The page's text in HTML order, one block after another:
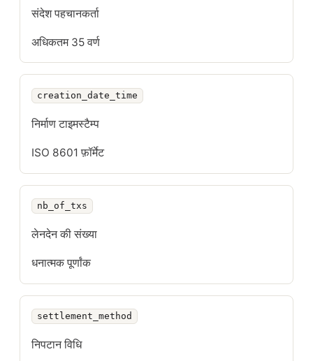
संदेश पहचानकर्ता
अधिकतम 35 वर्ण
creation_date_time
निर्माण टाइमस्टैम्प
ISO 8601 फ़ॉर्मेट
nb_of_txs
लेनदेन की संख्या
धनात्मक पूर्णांक
settlement_method
निपटान विधि